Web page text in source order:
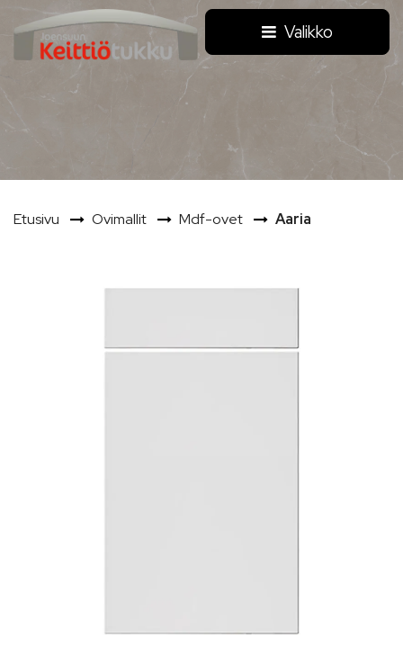
Siirry pääsisältöön
Valikko
Etusivu Ovimallit Mdf-ovet Aaria